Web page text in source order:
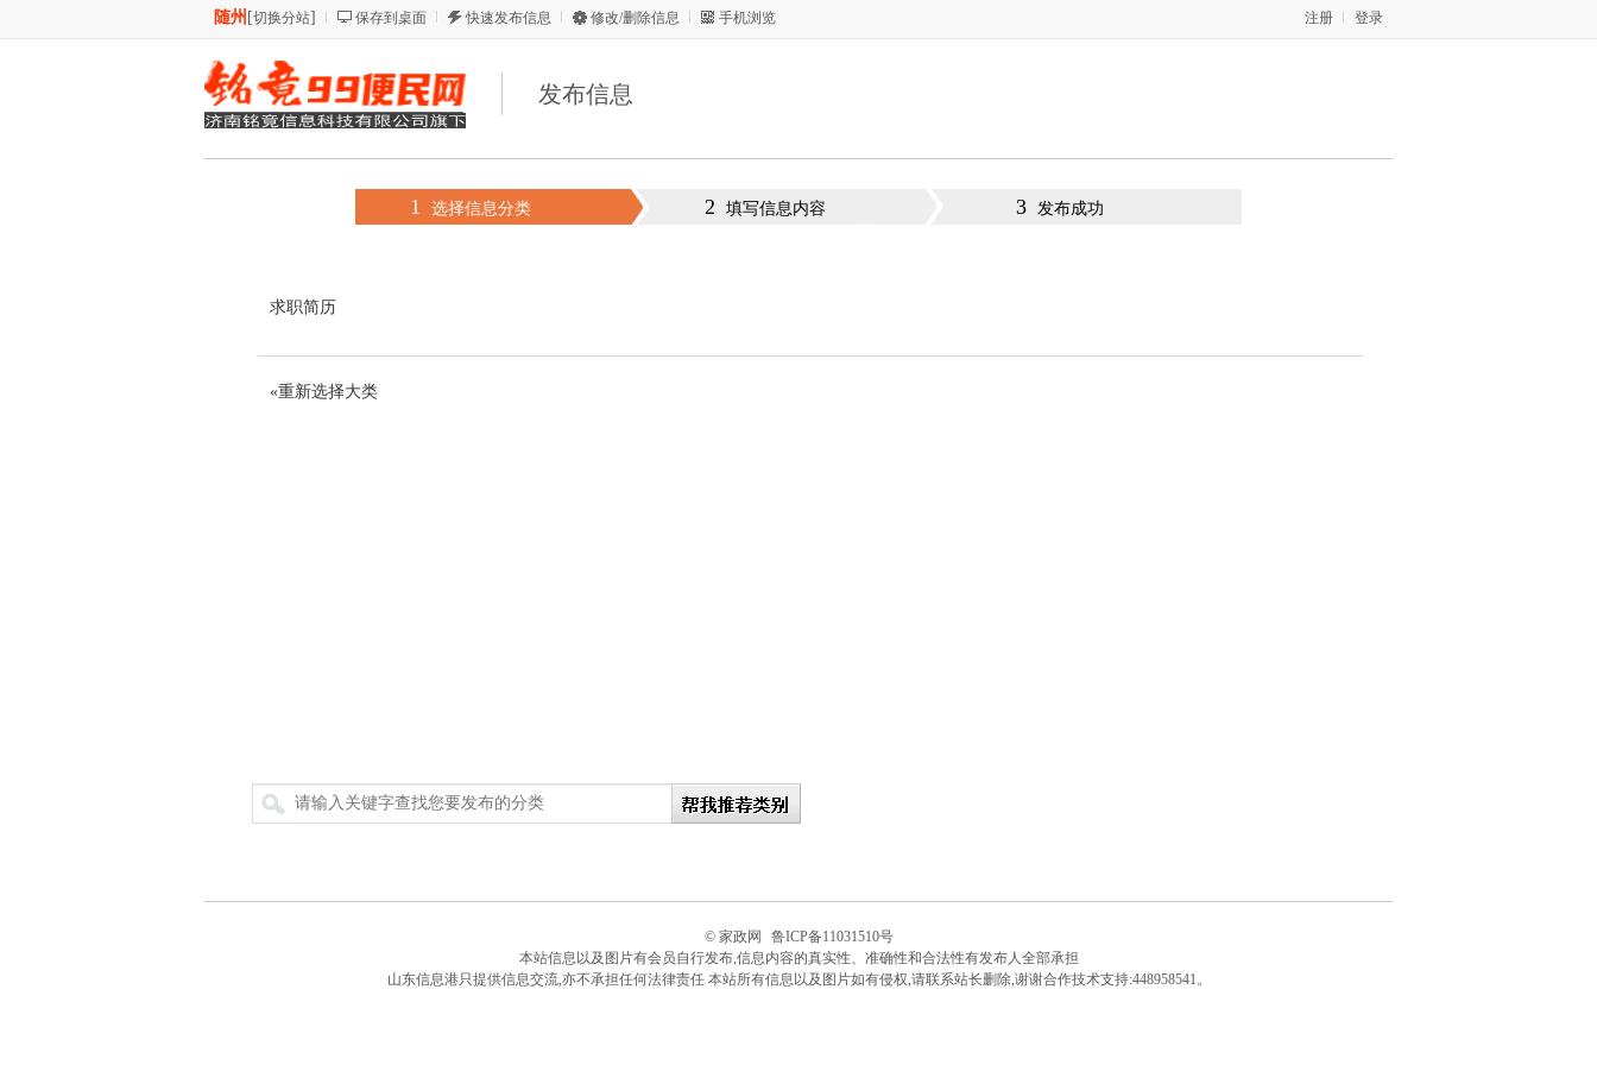
随州 [切换分站] 保存到桌面 快速发布信息 修改/删除信息 手机浏览 登录
注册
发布信息
1 选择信息分类 2 填写信息内容 3 发布成功
求职简历
«重新选择大类
搜索
© 家政网
鲁ICP备11031510号
本站信息以及图片有会员自行发布,信息内容的真实性、准确性和合法性有发布人全部承担
山东信息港只提供信息交流,亦不承担任何法律责任 本站所有信息以及图片如有侵权,请联系站长删除,谢谢合作技术支持:448958541。